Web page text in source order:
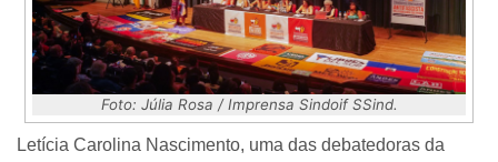
Foto: Júlia Rosa / Imprensa Sindoif SSind.
Letícia Carolina Nascimento, uma das debatedoras da